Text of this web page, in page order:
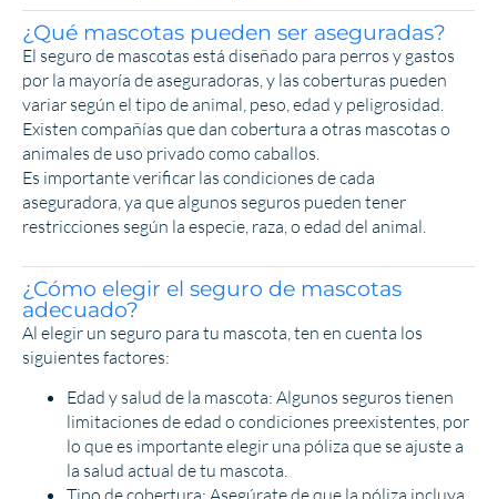
¿Qué mascotas pueden ser aseguradas?
El seguro de mascotas está diseñado para perros y gastos
por la mayoría de aseguradoras, y las coberturas pueden
variar según el tipo de animal, peso, edad y peligrosidad.
Existen compañías que dan cobertura a otras mascotas o
animales de uso privado como caballos.
Es importante verificar las condiciones de cada
aseguradora, ya que algunos seguros pueden tener
restricciones según la especie, raza, o edad del animal.
¿Cómo elegir el seguro de mascotas
adecuado?
Al elegir un seguro para tu mascota, ten en cuenta los
siguientes factores:
Edad y salud de la mascota: Algunos seguros tienen
limitaciones de edad o condiciones preexistentes, por
lo que es importante elegir una póliza que se ajuste a
la salud actual de tu mascota.
Tipo de cobertura: Asegúrate de que la póliza incluya